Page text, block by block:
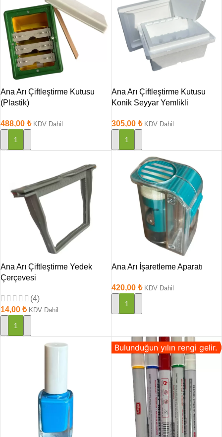
Ana Arı Çiftleştirme Kutusu
(Plastik)
488,00 ₺ KDV Dahil
SEPETE EKLE
Ana Arı Çiftleştirme Kutusu
Konik Seyyar Yemlikli
305,00 ₺ KDV Dahil
SEPETE EKLE
Ana Arı Çiftleştirme Yedek
Çerçevesi
(4)
14,00 ₺ KDV Dahil
SEPETE EKLE
Ana Arı İşaretleme Aparatı
420,00 ₺ KDV Dahil
SEPETE EKLE
Bulunduğun yılın rengi gelir.